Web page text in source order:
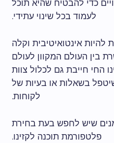
כדי להבטיח שהיא תוכל
לעמוד בכל שינוי עתידי.
להיות אינטואיטיבית וקלה
בין העולם המקוון לעולם
החי חייבת גם לכלול צוות
בשאלות או בעיות של
לקוחות.
שיש לחפש בעת בחירת
פלטפורמת תוכנה לקזינו.